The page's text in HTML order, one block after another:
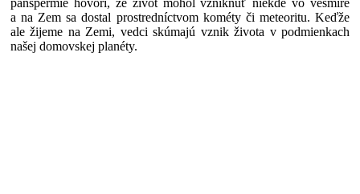
a na Zem sa dostal prostredníctvom kométy či meteoritu. Keďže
ale žijeme na Zemi, vedci skúmajú vznik života v podmienkach
našej domovskej planéty.